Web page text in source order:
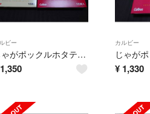
ビー
じゃがポックルホタテ味×５塩味×５計１０袋
1,350
カルビー
¥ 1,330